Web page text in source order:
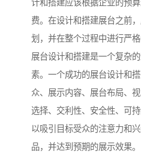
计和搭建应该根据企业的预
费。在设计和搭建展台之前
划，并在整个过程中进行严格
展台设计和搭建是一个复杂
素。一个成功的展台设计和
众、展示内容、展台布局、
选择、交利性、安全性、可
以吸引目标受众的注意力和
品，并达到预期的展示效果。